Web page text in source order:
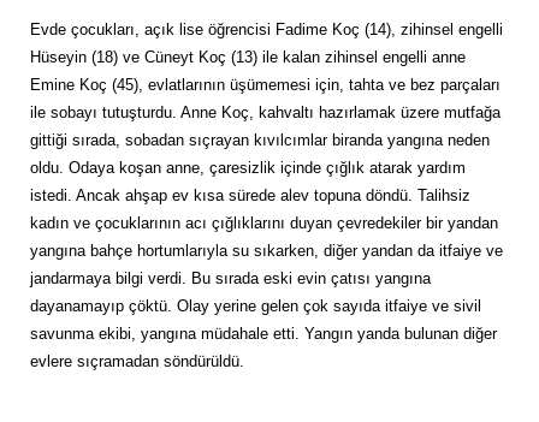
Evde çocukları, açık lise öğrencisi Fadime Koç (14), zihinsel engelli
Hüseyin (18) ve Cüneyt Koç (13) ile kalan zihinsel engelli anne
Emine Koç (45), evlatlarının üşümemesi için, tahta ve bez parçaları
ile sobayı tutuşturdu. Anne Koç, kahvaltı hazırlamak üzere mutfağa
gittiği sırada, sobadan sıçrayan kıvılcımlar biranda yangına neden
oldu. Odaya koşan anne, çaresizlik içinde çığlık atarak yardım
istedi. Ancak ahşap ev kısa sürede alev topuna döndü. Talihsiz
kadın ve çocuklarının acı çığlıklarını duyan çevredekiler bir yandan
yangına bahçe hortumlarıyla su sıkarken, diğer yandan da itfaiye ve
jandarmaya bilgi verdi. Bu sırada eski evin çatısı yangına
dayanamayıp çöktü. Olay yerine gelen çok sayıda itfaiye ve sivil
savunma ekibi, yangına müdahale etti. Yangın yanda bulunan diğer
evlere sıçramadan söndürüldü.